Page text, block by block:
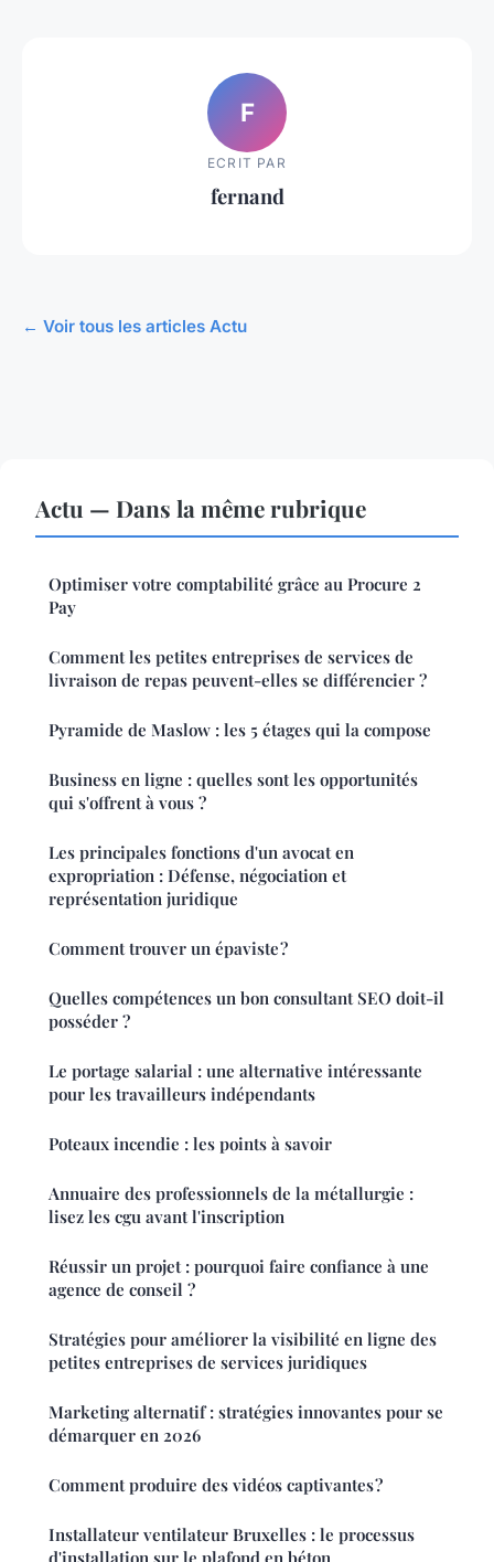
F
ECRIT PAR
fernand
← Voir tous les articles Actu
Actu — Dans la même rubrique
Optimiser votre comptabilité grâce au Procure 2
Pay
Comment les petites entreprises de services de
livraison de repas peuvent-elles se différencier ?
Pyramide de Maslow : les 5 étages qui la compose
Business en ligne : quelles sont les opportunités
qui s'offrent à vous ?
Les principales fonctions d'un avocat en
expropriation : Défense, négociation et
représentation juridique
Comment trouver un épaviste ?
Quelles compétences un bon consultant SEO doit-il
posséder ?
Le portage salarial : une alternative intéressante
pour les travailleurs indépendants
Poteaux incendie : les points à savoir
Annuaire des professionnels de la métallurgie :
lisez les cgu avant l'inscription
Réussir un projet : pourquoi faire confiance à une
agence de conseil ?
Stratégies pour améliorer la visibilité en ligne des
petites entreprises de services juridiques
Marketing alternatif : stratégies innovantes pour se
démarquer en 2026
Comment produire des vidéos captivantes ?
Installateur ventilateur Bruxelles : le processus